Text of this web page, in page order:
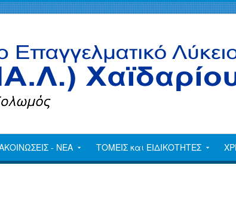
- ΝΕΑ ΤΟΜΕΙΣ και ΕΙΔΙΚΟΤΗΤΕΣ